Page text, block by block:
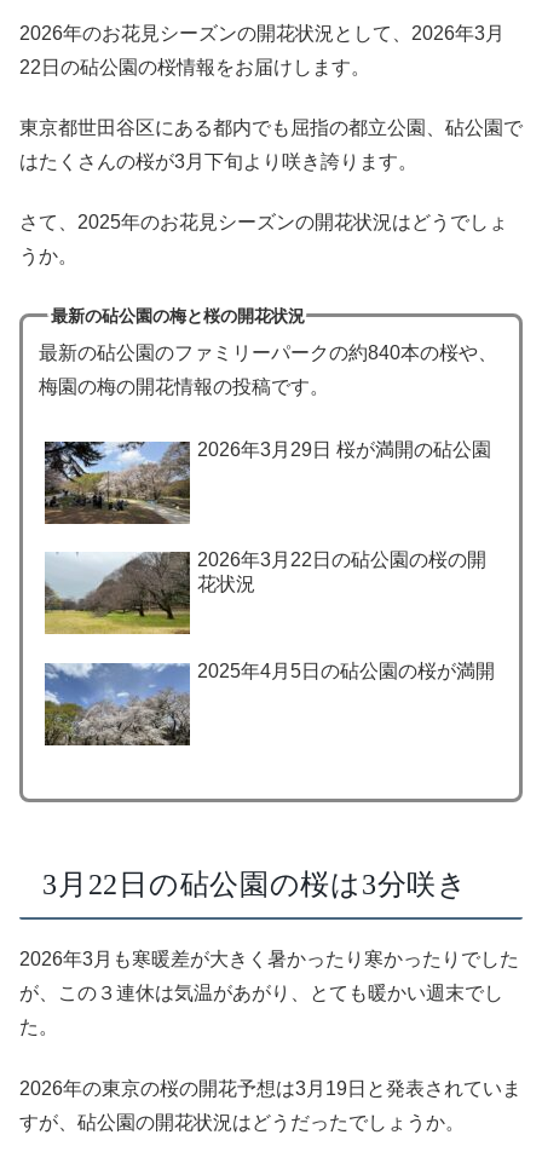
2026年のお花見シーズンの開花状況として、2026年3月
22日の砧公園の桜情報をお届けします。
東京都世田谷区にある都内でも屈指の都立公園、砧公園で
はたくさんの桜が3月下旬より咲き誇ります。
さて、2025年のお花見シーズンの開花状況はどうでしょ
うか。
最新の砧公園の梅と桜の開花状況
最新の砧公園のファミリーパークの約840本の桜や、
梅園の梅の開花情報の投稿です。
2026年3月29日 桜が満開の砧公園
2026年3月22日の砧公園の桜の開
花状況
2025年4月5日の砧公園の桜が満開
3月22日の砧公園の桜は3分咲き
2026年3月も寒暖差が大きく暑かったり寒かったりでした
が、この３連休は気温があがり、とても暖かい週末でし
た。
2026年の東京の桜の開花予想は3月19日と発表されていま
すが、砧公園の開花状況はどうだったでしょうか。